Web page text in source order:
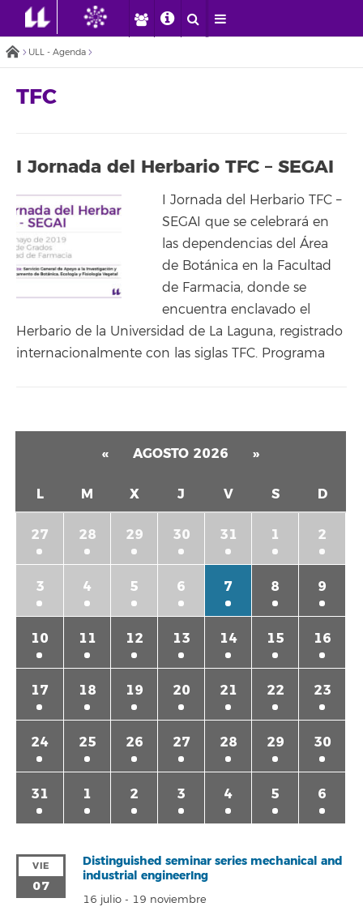
ULL - Agenda
TFC
I Jornada del Herbario TFC – SEGAI
I Jornada del Herbario TFC –
SEGAI que se celebrará en
las dependencias del Área
de Botánica en la Facultad
de Farmacia, donde se
encuentra enclavado el
Herbario de la Universidad de La Laguna, registrado
internacionalmente con las siglas TFC. Programa
« AGOSTO 2026 »
L M X J V S D
27 28 29 30 31 1 2
3 4 5 6 7 8 9
10 11 12 13 14 15 16
17 18 19 20 21 22 23
24 25 26 27 28 29 30
31 1 2 3 4 5 6
VIE
07
Distinguished seminar series mechanical and
industrial engineerIng
16 julio- 19 noviembre